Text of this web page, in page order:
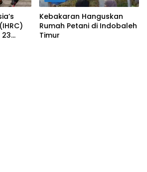
Kebakaran Hanguskan
Rumah Petani di Indobaleh
Timur